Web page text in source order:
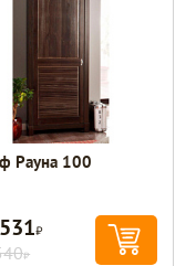
Рауна 100
Р
Р